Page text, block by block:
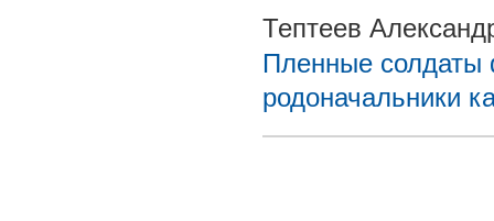
Тептеев
Пленные солдаты
родоначальники